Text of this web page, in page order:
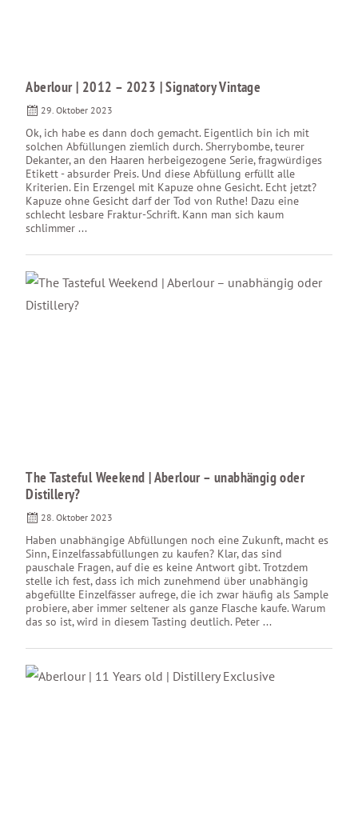
Aberlour | 2012 – 2023 | Signatory Vintage
29. Oktober 2023
Ok, ich habe es dann doch gemacht. Eigentlich bin ich mit
solchen Abfüllungen ziemlich durch. Sherrybombe, teurer
Dekanter, an den Haaren herbeigezogene Serie, fragwürdiges
Etikett - absurder Preis. Und diese Abfüllung erfüllt alle
Kriterien. Ein Erzengel mit Kapuze ohne Gesicht. Echt jetzt?
Kapuze ohne Gesicht darf der Tod von Ruthe! Dazu eine
schlecht lesbare Fraktur-Schrift. Kann man sich kaum
schlimmer ...
The Tasteful Weekend | Aberlour – unabhängig oder
Distillery?
28. Oktober 2023
Haben unabhängige Abfüllungen noch eine Zukunft, macht es
Sinn, Einzelfassabfüllungen zu kaufen? Klar, das sind
pauschale Fragen, auf die es keine Antwort gibt. Trotzdem
stelle ich fest, dass ich mich zunehmend über unabhängig
abgefüllte Einzelfässer aufrege, die ich zwar häufig als Sample
probiere, aber immer seltener als ganze Flasche kaufe. Warum
das so ist, wird in diesem Tasting deutlich. Peter ...